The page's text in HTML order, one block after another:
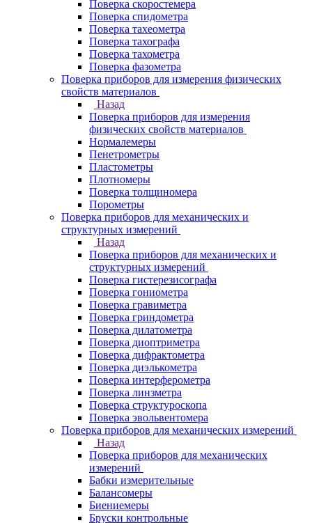
Поверка скоростемера
Поверка спидометра
Поверка тахеометра
Поверка тахографа
Поверка тахометра
Поверка фазометра
Поверка приборов для измерения физических
свойств материалов
Назад
Поверка приборов для измерения
физических свойств материалов
Нормалемеры
Пенетрометры
Пластометры
Плотномеры
Поверка толщиномера
Порометры
Поверка приборов для механических и
структурных измерений
Назад
Поверка приборов для механических и
структурных измерений
Поверка гистерезисографа
Поверка гониометра
Поверка гравиметра
Поверка гриндометра
Поверка дилатометра
Поверка диоптриметра
Поверка дифрактометра
Поверка диэлькометра
Поверка интерферометра
Поверка линзметра
Поверка структуроскопа
Поверка эвольвентомера
Поверка приборов для механических измерений
Назад
Поверка приборов для механических
измерений
Бабки измерительные
Балансомеры
Биениемеры
Бруски контрольные